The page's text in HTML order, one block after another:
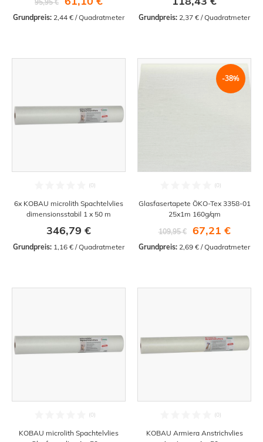
95,95 €
Grundpreis: 2,44 € / Quadratmeter Grundpreis: 2,37 € / Quadratmeter
6x KOBAU microlith Spachtelvlies
dimensionsstabil 1 x 50 m
346,79 €
Grundpreis: 1,16 € / Quadratmeter
-38%
Glasfasertapete ÖKO-Tex 3358-01
25x1m 160g/qm
109,95 €
67,21 €
Grundpreis: 2,69 € / Quadratmeter
KOBAU microlith Spachtelvlies
KOBAU Armiera Anstrichvlies